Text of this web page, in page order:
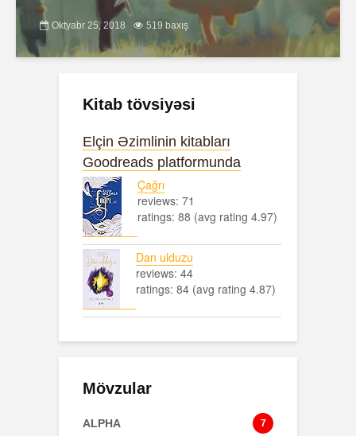
Oktyabr 25, 2018 519 baxış
Kitab tövsiyəsi
Elçin Əzimlinin kitabları
Goodreads platformunda
Çağrı
reviews: 71
ratings: 88 (avg rating 4.97)
Dan ulduzu
reviews: 44
ratings: 84 (avg rating 4.87)
Mövzular
ALPHA 7